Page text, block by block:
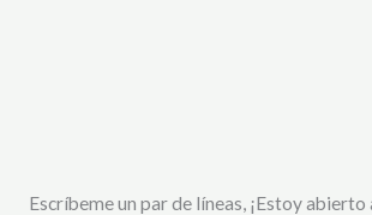
Escríbeme un par de líneas, ¡Estoy